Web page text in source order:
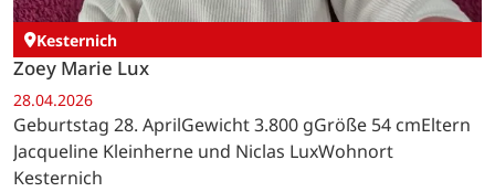
Kesternich
Zoey Marie Lux
28.04.2026
Geburtstag 28. AprilGewicht 3.800 gGröße 54 cmEltern
Jacqueline Kleinherne und Niclas LuxWohnort
Kesternich